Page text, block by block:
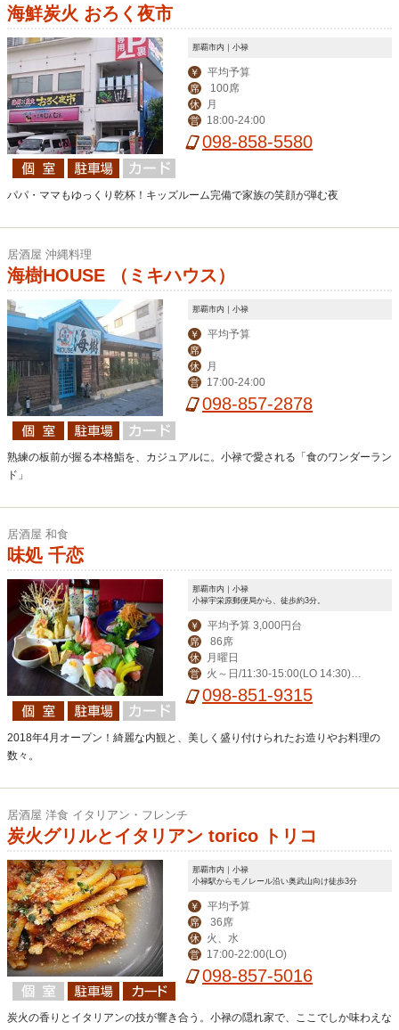
海鮮炭火 おろく夜市
那覇市内｜小禄
￥ 平均予算
席 100席
休 月
営 18:00-24:00
098-858-5580
パパ・ママもゆっくり乾杯！キッズルーム完備で家族の笑顔が弾む夜
居酒屋 沖縄料理
海樹HOUSE （ミキハウス）
那覇市内｜小禄
￥ 平均予算
席
休
月
営 17:00-24:00
098-857-2878
熟練の板前が握る本格鮨を、カジュアルに。小禄で愛される「食のワンダーラン
ド」
居酒屋 和食
味処 千恋
那覇市内｜小禄
小禄宇栄原郵便局から、徒歩約3分。
￥ 平均予算 3,000円台
席 86席
休 月曜日
営
火～日/11:30-15:00(LO 14:30)、
金土日/11:30-15:00(LO 14:30),17:30-
098-851-9315
2018年4月オープン！綺麗な内観と、美しく盛り付けられたお造りやお料理の
数々。
居酒屋 洋食 イタリアン・フレンチ
炭火グリルとイタリアン torico トリコ
那覇市内｜小禄
小禄駅からモノレール沿い奥武山向け徒歩3分
￥ 平均予算
席 36席
休 火、水
営 17:00-22:00(LO)
098-857-5016
炭火の香りとイタリアンの技が響き合う。小禄の隠れ家で、ここでしか味わえな